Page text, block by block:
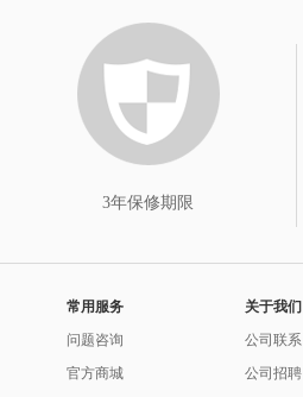
3年保修期限
常用服务
问题咨询
官方商城
关于我们
公司联系
公司招聘